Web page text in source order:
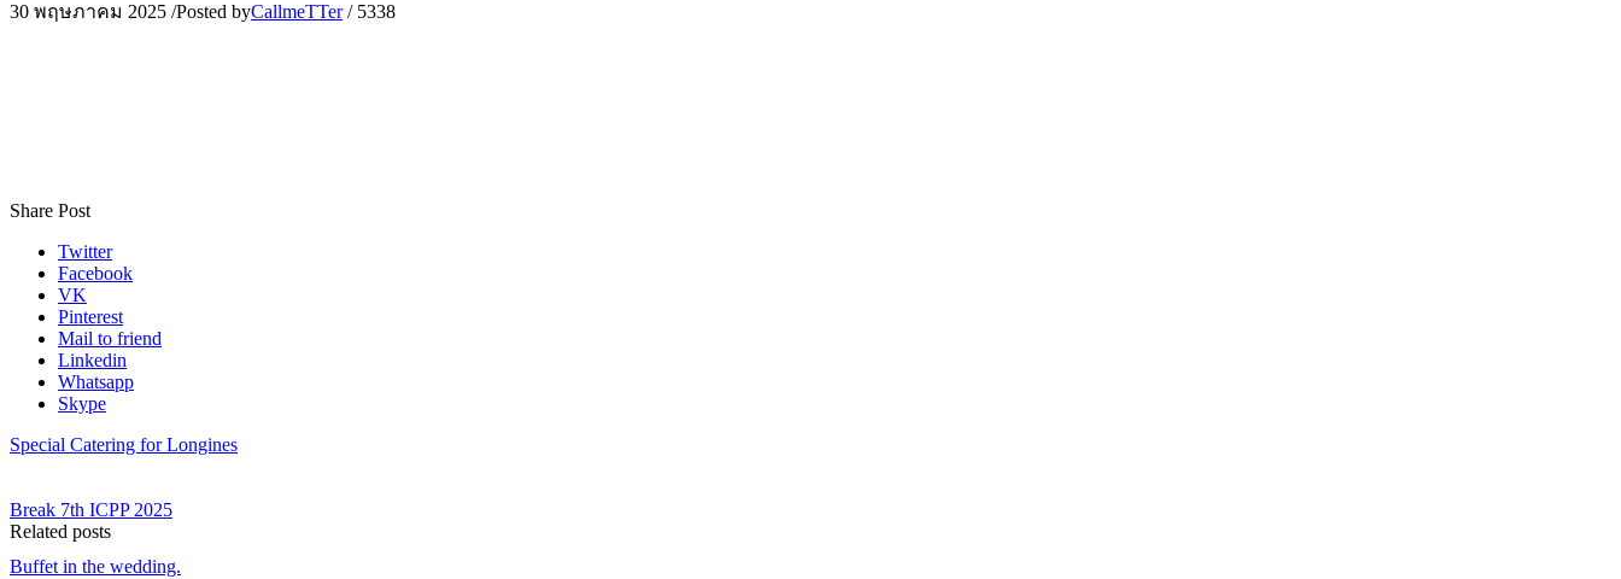
30 พฤษภาคม 2025 /Posted byCallmeTTer / 5338
Share Post
Twitter
Facebook
VK
Pinterest
Mail to friend
Linkedin
Whatsapp
Skype
Special Catering for Longines
Break 7th ICPP 2025
Related posts
Buffet in the wedding.